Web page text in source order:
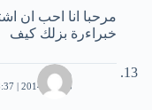
مرحبا انا احب ان
خبراءرة بزلك كيف
مايكل
3 يناير، 2014 | 8:37 م